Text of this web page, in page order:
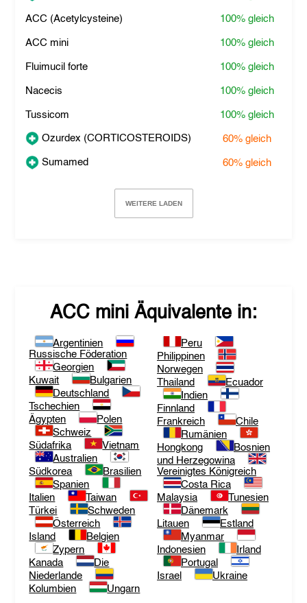
ACC (Acetylcysteine) 100% gleich
ACC mini 100% gleich
Fluimucil forte 100% gleich
Nacecis 100% gleich
Tussicom 100% gleich
Ozurdex (CORTICOSTEROIDS) 60% gleich
Sumamed 60% gleich
WEITERE LADEN
ACC mini Äquivalente in:
Argentinien
Russische Föderation
Georgien
Kuwait
Bulgarien
Deutschland
Tschechien
Ägypten
Polen
Schweiz
Südafrika
Vietnam
Australien
Südkorea
Brasilien
Spanien
Italien
Taiwan
Türkei
Schweden
Österreich
Island
Belgien
Zypern
Kanada
Die
Niederlande
Kolumbien
Ungarn
Peru
Philippinen
Norwegen
Thailand
Ecuador
Indien
Finnland
Frankreich
Chile
Rumänien
Hongkong
Bosnien
und Herzegowina
Vereinigtes Königreich
Costa Rica
Malaysia
Tunesien
Dänemark
Litauen
Estland
Myanmar
Indonesien
Irland
Portugal
Israel
Ukraine